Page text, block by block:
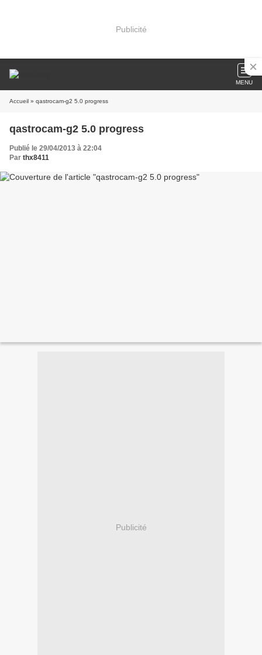
Publicité
MENU
Accueil » qastrocam-g2 5.0 progress
qastrocam-g2 5.0 progress
Publié le 29/04/2013 à 22:04
Par thx8411
Publicité